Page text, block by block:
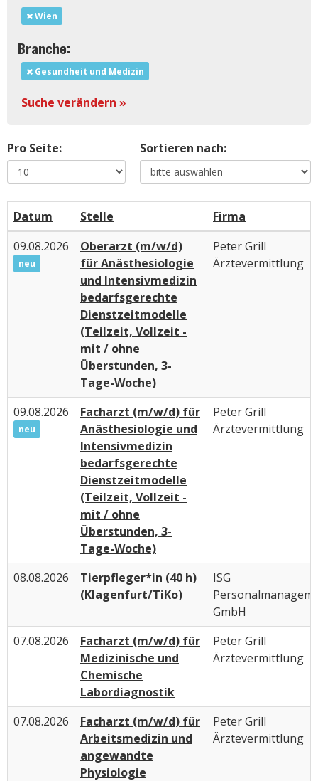
Wien
Branche:
Gesundheit und Medizin
Suche verändern »
Pro Seite: Sortieren nach:
Datum Stelle
Firma
09.08.2026
neu
Oberarzt (m/w/d)
für Anästhesiologie
und Intensivmedizin
bedarfsgerechte
Dienstzeitmodelle
(Teilzeit, Vollzeit -
mit / ohne
Überstunden, 3-
Tage-Woche)
Peter Grill
Ärztevermittlung
09.08.2026
neu
Facharzt (m/w/d) für
Anästhesiologie und
Intensivmedizin
bedarfsgerechte
Dienstzeitmodelle
(Teilzeit, Vollzeit -
mit / ohne
Überstunden, 3-
Tage-Woche)
Peter Grill
Ärztevermittlung
08.08.2026
Tierpfleger*in (40 h)
(Klagenfurt/TiKo)
ISG
GmbH
07.08.2026
Facharzt (m/w/d) für
Medizinische und
Chemische
Labordiagnostik
Peter Grill
Ärztevermittlung
07.08.2026
Facharzt (m/w/d) für
Arbeitsmedizin und
angewandte
Physiologie
Peter Grill
Ärztevermittlung